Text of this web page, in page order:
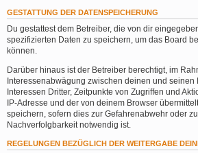
GESTATTUNG DER DATENSPEICHERUNG
Du gestattest dem Betreiber, die von dir
spezifizierten Daten zu speichern, um das Board
können.
Darüber hinaus ist der Betreiber berechtigt, im
Interessenabwägung zwischen deinen und seinen
Interessen Dritter, Zeitpunkte von Zugriffen und
IP-Adresse und der von deinem Browser
speichern, sofern dies zur Gefahrenabwehr oder
Nachverfolgbarkeit notwendig ist.
REGELUNGEN BEZÜGLICH DER WEITERGABE